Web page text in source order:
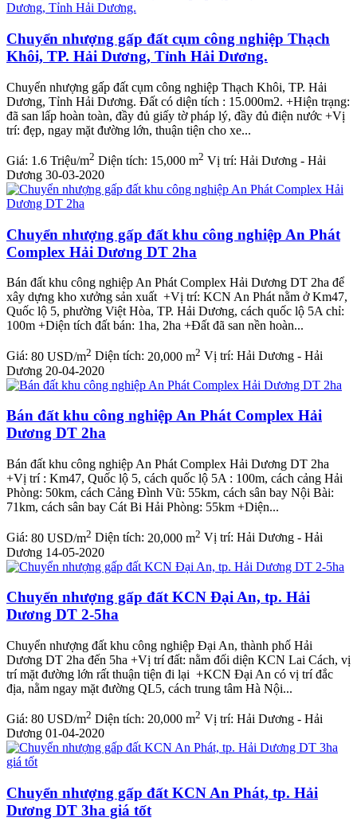
Chuyển nhượng gấp đất cụm công nghiệp Thạch
Khôi, TP. Hải Dương, Tỉnh Hải Dương.
Chuyển nhượng gấp đất cụm công nghiệp Thạch Khôi, TP. Hải
Dương, Tỉnh Hải Dương. Đất có diện tích : 15.000m2. +Hiện trạng:
đã san lấp hoàn toàn, đầy đủ giấy tờ pháp lý, đầy đủ điện nước +Vị
trí: đẹp, ngay mặt đường lớn, thuận tiện cho xe...
Giá: 1.6 Triệu/m2 Diện tích: 15,000 m2 Vị trí: Hải Dương - Hải
Dương 30-03-2020
Chuyển nhượng gấp đất khu công nghiệp An Phát
Complex Hải Dương DT 2ha
Bán đất khu công nghiệp An Phát Complex Hải Dương DT 2ha để
xây dựng kho xưởng sản xuất +Vị trí: KCN An Phát nằm ở Km47,
Quốc lộ 5, phường Việt Hòa, TP. Hải Dương, cách quốc lộ 5A chỉ:
100m +Diện tích đất bán: 1ha, 2ha +Đất đã san nền hoàn...
Giá: 80 USD/m2 Diện tích: 20,000 m2 Vị trí: Hải Dương - Hải
Dương 20-04-2020
Bán đất khu công nghiệp An Phát Complex Hải
Dương DT 2ha
Bán đất khu công nghiệp An Phát Complex Hải Dương DT 2ha
+Vị trí : Km47, Quốc lộ 5, cách quốc lộ 5A : 100m, cách cảng Hải
Phòng: 50km, cách Cảng Đình Vũ: 55km, cách sân bay Nội Bài:
71km, cách sân bay Cát Bi Hải Phòng: 55km +Diện...
Giá: 80 USD/m2 Diện tích: 20,000 m2 Vị trí: Hải Dương - Hải
Dương 14-05-2020
Chuyển nhượng gấp đất KCN Đại An, tp. Hải
Dương DT 2-5ha
Chuyển nhượng đất khu công nghiệp Đại An, thành phố Hải
Dương DT 2ha đến 5ha +Vị trí đất: nằm đối diện KCN Lai Cách, vị
trí mặt đường lớn rất thuận tiện đi lại +KCN Đại An có vị trí đắc
địa, nằm ngay mặt đường QL5, cách trung tâm Hà Nội...
Giá: 80 USD/m2 Diện tích: 20,000 m2 Vị trí: Hải Dương - Hải
Dương 01-04-2020
Chuyển nhượng gấp đất KCN An Phát, tp. Hải
Dương DT 3ha giá tốt